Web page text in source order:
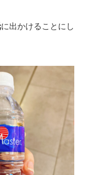
に出かけることにし